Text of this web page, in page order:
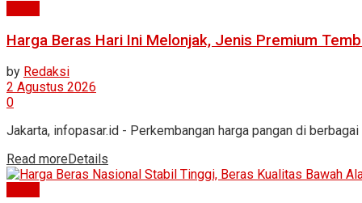
Harga Beras Hari Ini Melonjak, Jenis Premium
by Redaksi
2 Agustus 2026
0
Jakarta, infopasar.id - Perkembangan harga pangan di
Read more Details